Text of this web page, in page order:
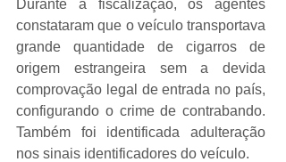
Durante a fiscalização, os agentes
constataram que o veículo transportava
grande quantidade de cigarros de
origem estrangeira sem a devida
comprovação legal de entrada no país,
configurando o crime de contrabando.
Também foi identificada adulteração
nos sinais identificadores do veículo.